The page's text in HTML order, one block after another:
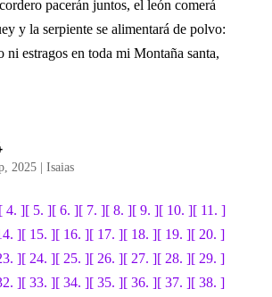
pacerán juntos, el león comerá
y la serpiente se alimentará de polvo:
ni estragos en toda mi Montaña santa,
2025| Isaias
[ 4. ][ 5. ][ 6. ][ 7. ][ 8. ][ 9. ][ 10. ][ 11. ]
][ 15. ][ 16. ][ 17. ][ 18. ][ 19. ][ 20. ]
][ 24. ][ 25. ][ 26. ][ 27. ][ 28. ][ 29. ]
][ 33. ][ 34. ][ 35. ][ 36. ][ 37. ][ 38. ]